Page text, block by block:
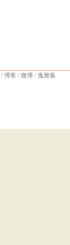
/博客 /微博 /逸雅集